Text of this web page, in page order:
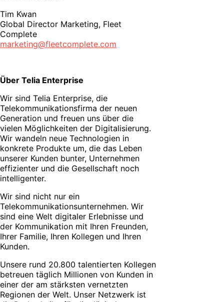
Tim Kwan
Global Director Marketing, Fleet
Complete
marketing@fleetcomplete.com
Über Telia Enterprise
Wir sind Telia Enterprise, die
Telekommunikationsfirma der neuen
Generation und freuen uns über die
vielen Möglichkeiten der Digitalisierung.
Wir wandeln neue Technologien in
konkrete Produkte um, die das Leben
unserer Kunden bunter, Unternehmen
effizienter und die Gesellschaft noch
intelligenter.
Wir sind nicht nur ein
Telekommunikationsunternehmen. Wir
sind eine Welt digitaler Erlebnisse und
der Kommunikation mit Ihren Freunden,
Ihrer Familie, Ihren Kollegen und Ihren
Kunden.
Unsere rund 20.800 talentierten Kollegen
betreuen täglich Millionen von Kunden in
einer der am stärksten vernetzten
Regionen der Welt. Unser Netzwerk ist